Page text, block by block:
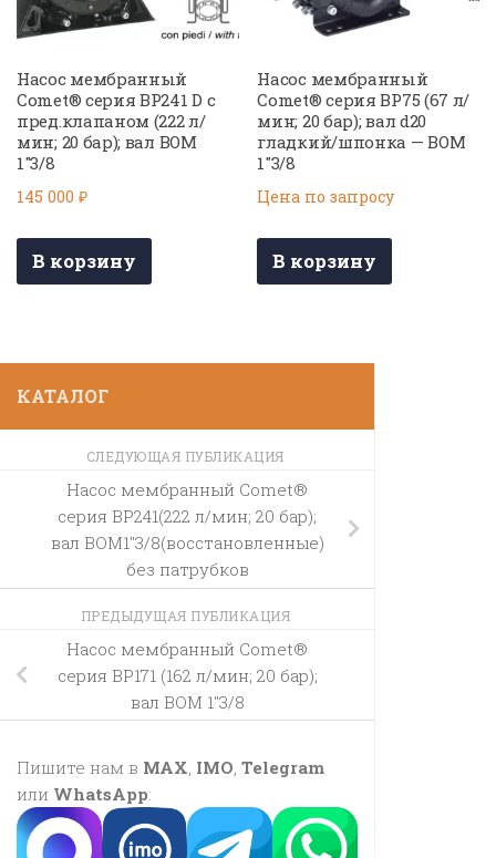
Насос мембранный
Comet® серия BP241 D с
пред.клапаном (222 л/
мин; 20 бар); вал ВОМ
1″3/8
145 000 ₽
В корзину
Насос мембранный
Comet® серия BP75 (67 л/
мин; 20 бар); вал d20
гладкий/шпонка — ВОМ
1″3/8
Цена по запросу
В корзину
КАТАЛОГ
СЛЕДУЮЩАЯ ПУБЛИКАЦИЯ
Насос мембранный Comet®
серия BP241(222 л/мин; 20 бар);
вал ВОМ1″3/8(восстановленные)
без патрубков
ПРЕДЫДУЩАЯ ПУБЛИКАЦИЯ
Насос мембранный Comet®
серия BP171 (162 л/мин; 20 бар);
вал ВОМ 1″3/8
Пишите нам в MAX, IMO, Telegram
или WhatsApp: